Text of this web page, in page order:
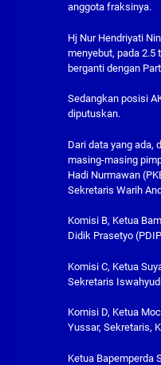
anggota fraksinya.
Hj Nur Hendriyati
menyebut, pada
berganti dengan
Sedangkan posisi
diputuskan.
Dari data yang ada,
masing-masing
Hadi Nurmawan
Sekretaris Warih
Komisi B, Ketua
Didik Prasetyo
Komisi C, Ketua
Sekretaris
Komisi D, Ketua
Yussar, Sekretaris,
Ketua Bapemperda